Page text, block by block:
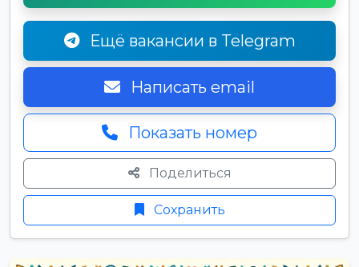
Ещё вакансии в Telegram
Написать email
Показать номер
Поделиться
Сохранить